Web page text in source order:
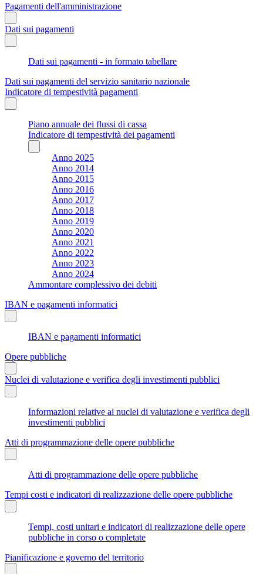
Pagamenti dell'amministrazione
Dati sui pagamenti
Dati sui pagamenti - in formato tabellare
Dati sui pagamenti del servizio sanitario nazionale
Indicatore di tempestività pagamenti
Piano annuale dei flussi di cassa
Indicatore di tempestività dei pagamenti
Anno 2025
Anno 2014
Anno 2015
Anno 2016
Anno 2017
Anno 2018
Anno 2019
Anno 2020
Anno 2021
Anno 2022
Anno 2023
Anno 2024
Ammontare complessivo dei debiti
IBAN e pagamenti informatici
IBAN e pagamenti informatici
Opere pubbliche
Nuclei di valutazione e verifica degli investimenti pubblici
Informazioni relative ai nuclei di valutazione e verifica degli
investimenti pubblici
Atti di programmazione delle opere pubbliche
Atti di programmazione delle opere pubbliche
Tempi costi e indicatori di realizzazione delle opere pubbliche
Tempi, costi unitari e indicatori di realizzazione delle opere
pubbliche in corso o completate
Pianificazione e governo del territorio